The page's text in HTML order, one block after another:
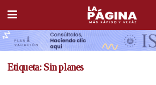
Etiqueta: Sin planes